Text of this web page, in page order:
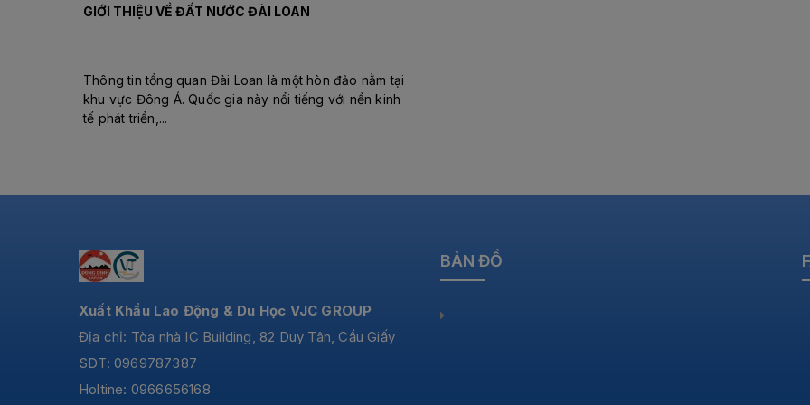
GIỚI THIỆU VỀ ĐẤT NƯỚC ĐÀI LOAN
Thông tin tổng quan Đài Loan là một hòn đảo nằm tại
khu vực Đông Á. Quốc gia này nổi tiếng với nền kinh
tế phát triển,...
Xuất Khẩu Lao Động & Du Học VJC GROUP
Địa chỉ: Tòa nhà IC Building, 82 Duy Tân, Cầu Giấy
SĐT: 0969787387
Holtine: 0966656168
BẢN ĐỒ